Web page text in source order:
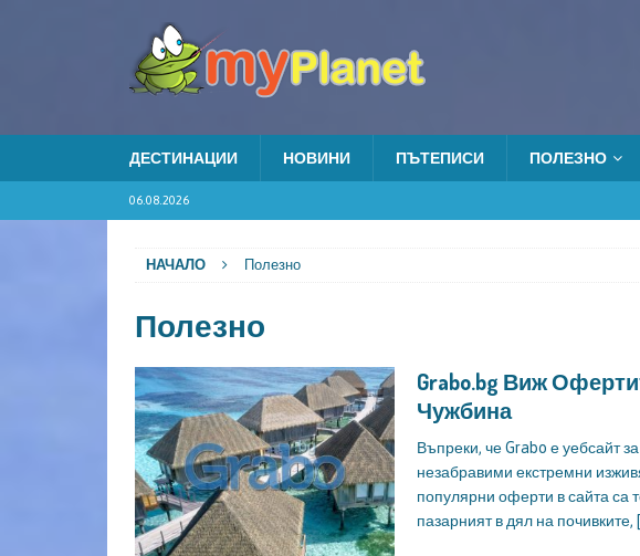
ДЕСТИНАЦИИ НОВИНИ ПЪТЕПИСИ ПОЛЕЗНО
06.08.2026
НАЧАЛО Полезно
Полезно
Grabo.bg Виж
Чужбина
Въпреки, че Grabo е уебсайт
незабравими екстремни
популярни оферти в сайта са
пазарният в дял на почивките,